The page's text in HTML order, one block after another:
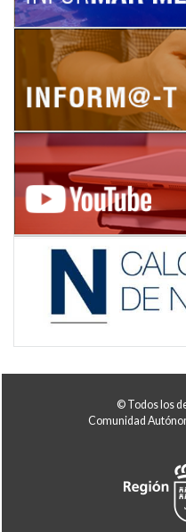
© Todos los
Comunidad